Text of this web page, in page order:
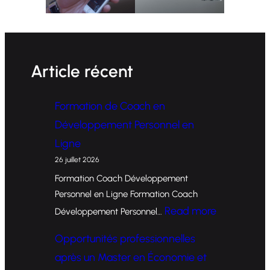
Article récent
Formation de Coach en
Développement Personnel en
Ligne
26 juillet 2026
Formation Coach Développement
Personnel en Ligne Formation Coach
Développement Personnel… Read more:
Opportunités professionnelles
après un Master en Économie et